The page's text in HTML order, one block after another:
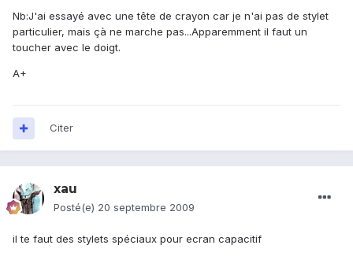
Nb:J'ai essayé avec une tête de crayon car je n'ai pas de stylet
particulier, mais çà ne marche pas...Apparemment il faut un
toucher avec le doigt.
A+
Citer
xau
Posté(e) 20 septembre 2009
il te faut des stylets spéciaux pour ecran capacitif